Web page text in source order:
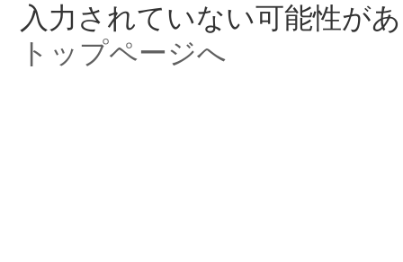
入力されていない可能性が
トップページへ